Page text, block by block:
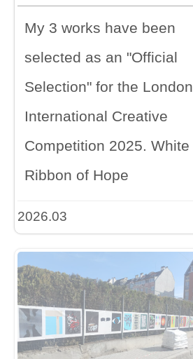
My 3 works have been
selected as an "Official
Selection" for the London
International Creative
Competition 2025. White
Ribbon of Hope
2026.03